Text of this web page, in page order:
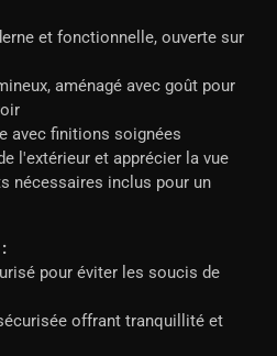
et fonctionnelle, ouverte sur
aménagé avec goût pour
avec finitions soignées
l'extérieur et apprécier la vue
nécessaires inclus pour un
pour éviter les soucis de
offrant tranquillité et